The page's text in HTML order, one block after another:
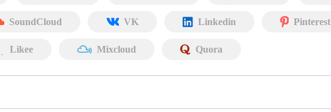
SoundCloud VK Linkedin Pinterest
Likee Mixcloud Quora